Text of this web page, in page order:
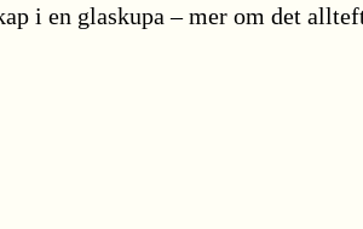
i en glaskupa – mer om det